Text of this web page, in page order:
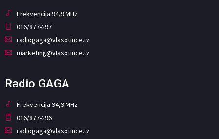
Frekvencija 94,9 MHz
016/877-297
radiogaga@vlasotince.tv
marketing@vlasotince.tv
Radio GAGA
Frekvencija 94,9 MHz
016/877-296
radiogaga@vlasotince.tv